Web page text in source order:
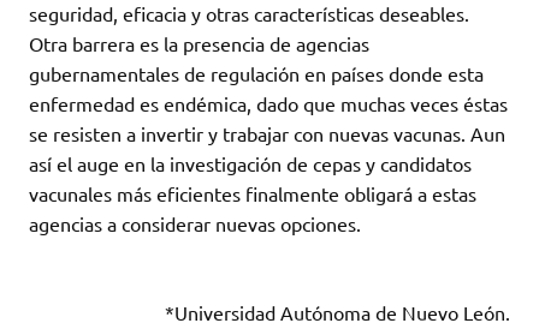
seguridad, eficacia y otras características deseables.
Otra barrera es la presencia de agencias
gubernamentales de regulación en países donde esta
enfermedad es endémica, dado que muchas veces éstas
se resisten a invertir y trabajar con nuevas vacunas. Aun
así el auge en la investigación de cepas y candidatos
vacunales más eficientes finalmente obligará a estas
agencias a considerar nuevas opciones.
*Universidad Autónoma de Nuevo León.